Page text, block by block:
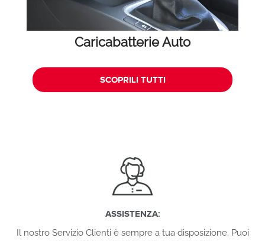
Caricabatterie Auto
SCOPRILI TUTTI
ASSISTENZA:
Il nostro Servizio Clienti è sempre a tua disposizione. Puoi